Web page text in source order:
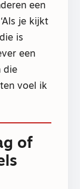
een
je kijkt
is
een
die
voel ik
of